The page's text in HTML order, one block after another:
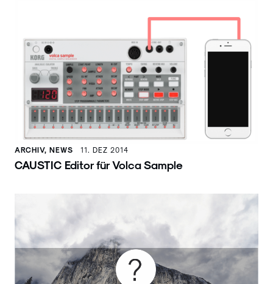
ARCHIV, NEWS 11. DEZ 2014
CAUSTIC Editor für Volca Sample